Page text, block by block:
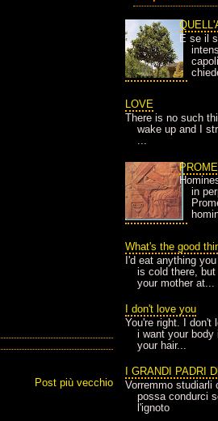
Post più vecchio
E se il
LOVE
There is no such
wake up and I
...
in
What's the good
I'd eat anything
is cold there,
your mother at...
I don't love you
You're right. I don't
i want your
your hair...
I GRANDI PADRI
Vorremmo studiarli
possa condurci
l'ignoto